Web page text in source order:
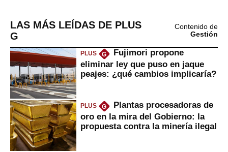
LAS MÁS LEÍDAS DE PLUS
G
Contenido de
Gestión
PLUS G
Fujimori propone
eliminar ley que puso en jaque
peajes: ¿qué cambios implicaría?
PLUS G
Plantas procesadoras de
oro en la mira del Gobierno: la
propuesta contra la minería ilegal